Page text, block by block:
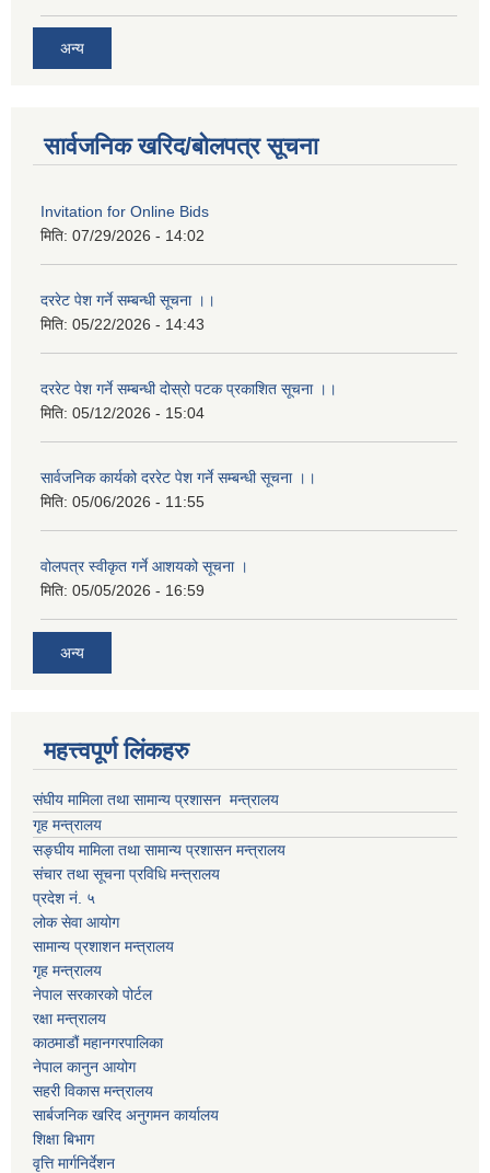
अन्य
सार्वजनिक खरिद/बोलपत्र सूचना
Invitation for Online Bids
मिति: 07/29/2026 - 14:02
दररेट पेश गर्ने सम्बन्धी सूचना ।।
मिति: 05/22/2026 - 14:43
दररेट पेश गर्ने सम्बन्धी दोस्रो पटक प्रकाशित सूचना ।।
मिति: 05/12/2026 - 15:04
सार्वजनिक कार्यको दररेट पेश गर्ने सम्बन्धी सूचना ।।
मिति: 05/06/2026 - 11:55
वोलपत्र स्वीकृत गर्ने आशयको सूचना ।
मिति: 05/05/2026 - 16:59
अन्य
महत्त्वपूर्ण लिंकहरु
संघीय मामिला तथा सामान्य प्रशासन मन्त्रालय
गृह मन्त्रालय
सङ्घीय मामिला तथा सामान्य प्रशासन मन्त्रालय
संचार तथा सूचना प्रविधि मन्त्रालय
प्रदेश नं. ५
लोक सेवा आयोग
सामान्य प्रशाशन मन्त्रालय
गृह मन्त्रालय
नेपाल सरकारको पोर्टल
रक्षा मन्त्रालय
काठमाडौं महानगरपालिका
नेपाल कानुन आयोग
सहरी विकास मन्त्रालय
सार्बजनिक खरिद अनुगमन कार्यालय
शिक्षा बिभाग
वृत्ति मार्गनिर्देशन